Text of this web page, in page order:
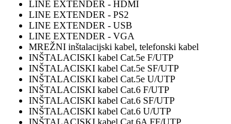
LINE EXTENDER - HDMI
LINE EXTENDER - PS2
LINE EXTENDER - USB
LINE EXTENDER - VGA
MREŽNI inštalacijski kabel, telefonski kabel
INŠTALACISKI kabel Cat.5e F/UTP
INŠTALACISKI kabel Cat.5e SF/UTP
INŠTALACISKI kabel Cat.5e U/UTP
INŠTALACISKI kabel Cat.6 F/UTP
INŠTALACISKI kabel Cat.6 SF/UTP
INŠTALACISKI kabel Cat.6 U/UTP
INŠTALACISKI kabel Cat.6A FF/UTP